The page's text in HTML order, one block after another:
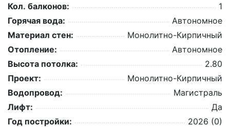
Кол. балконов:
1
Горячая вода:
Автономное
Материал стен:
Монолитно-Кирпичный
Отопление:
Автономное
Высота потолка:
2.80
Проект:
Монолитно-Кирпичный
Водопровод:
Магистраль
Лифт:
Да
Год постройки:
2026 (0)